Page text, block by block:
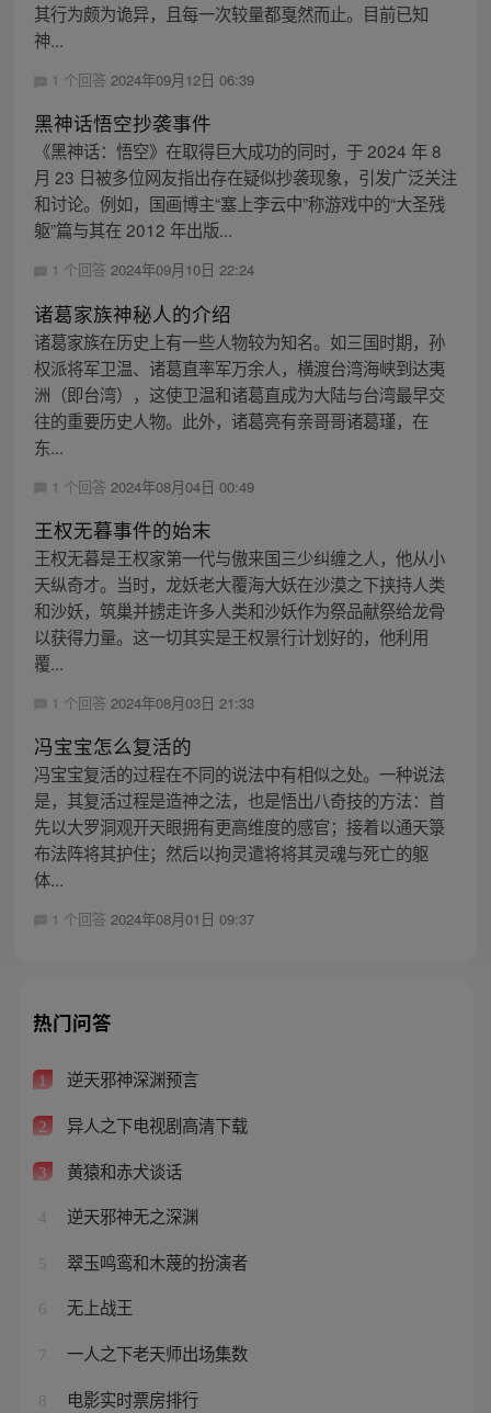
其行为颇为诡异，且每一次较量都戛然而止。目前已知
神...
1 个回答 2024年09月12日 06:39
黑神话悟空抄袭事件
《黑神话：悟空》在取得巨大成功的同时，于 2024 年 8
月 23 日被多位网友指出存在疑似抄袭现象，引发广泛关注
和讨论。例如，国画博主“塞上李云中”称游戏中的“大圣残
躯”篇与其在 2012 年出版...
1 个回答 2024年09月10日 22:24
诸葛家族神秘人的介绍
诸葛家族在历史上有一些人物较为知名。如三国时期，孙
权派将军卫温、诸葛直率军万余人，横渡台湾海峡到达夷
洲（即台湾），这使卫温和诸葛直成为大陆与台湾最早交
往的重要历史人物。此外，诸葛亮有亲哥哥诸葛瑾，在
东...
1 个回答 2024年08月04日 00:49
王权无暮事件的始末
王权无暮是王权家第一代与傲来国三少纠缠之人，他从小
天纵奇才。当时，龙妖老大覆海大妖在沙漠之下挟持人类
和沙妖，筑巢并掳走许多人类和沙妖作为祭品献祭给龙骨
以获得力量。这一切其实是王权景行计划好的，他利用
覆...
1 个回答 2024年08月03日 21:33
冯宝宝怎么复活的
冯宝宝复活的过程在不同的说法中有相似之处。一种说法
是，其复活过程是造神之法，也是悟出八奇技的方法：首
先以大罗洞观开天眼拥有更高维度的感官；接着以通天箓
布法阵将其护住；然后以拘灵遣将将其灵魂与死亡的躯
体...
1 个回答 2024年08月01日 09:37
热门问答
1 逆天邪神深渊预言
2 异人之下电视剧高清下载
3 黄猿和赤犬谈话
4 逆天邪神无之深渊
5 翠玉鸣鸾和木蔑的扮演者
6 无上战王
7 一人之下老天师出场集数
8 电影实时票房排行